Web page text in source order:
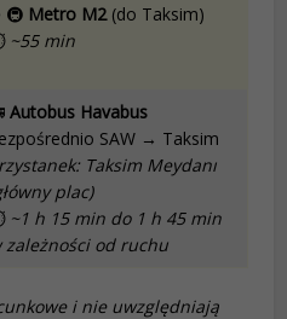
🚇 Metro M2(do Taksim)
~55 min
Autobus Havabus
SAW → Taksim
Taksim Meydanı
plac)
~1 h 15 min do 1 h 45 min
zależności od ruchu
i nie uwzględniają